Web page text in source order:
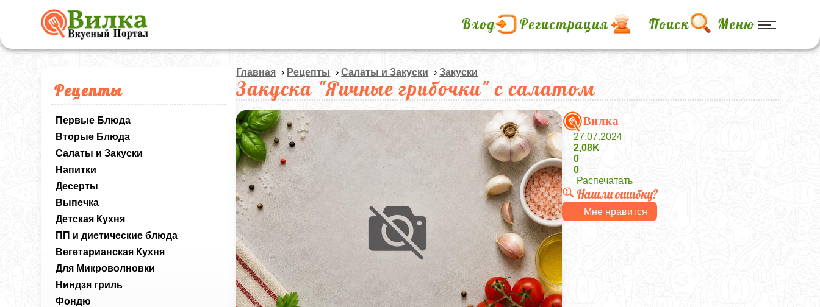
Вход Регистрация Поиск Меню
Рецепты
Первые Блюда
Вторые Блюда
Салаты и Закуски
Напитки
Десерты
Выпечка
Детская Кухня
ПП и диетические блюда
Вегетарианская Кухня
Для Микроволновки
Ниндзя гриль
Фондю
Главная › Рецепты ›Салаты и Закуски ›Закуски
Закуска "Яичные грибочки" с салатом
Вилка
27.07.2024
2,08K
0
0
Распечатать
Нашли ошибку?
Мне нравится